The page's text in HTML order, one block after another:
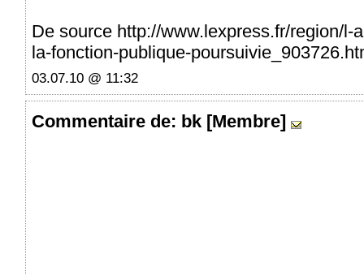
De source http://www.lexpress.fr/region/l-
la-fonction-publique-
03.07.10 @ 11:32
Commentaire de: bk [Membre]